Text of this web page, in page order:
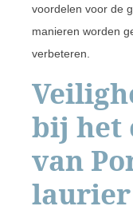
voordelen voor de
manieren worden
verbeteren.
bij het
van
laurier